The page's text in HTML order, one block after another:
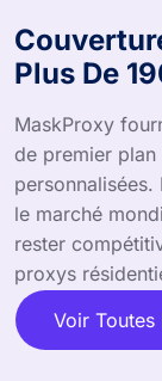
Plus De
MaskProxy
de premier
le marché
rester
proxys
Voir Toutes